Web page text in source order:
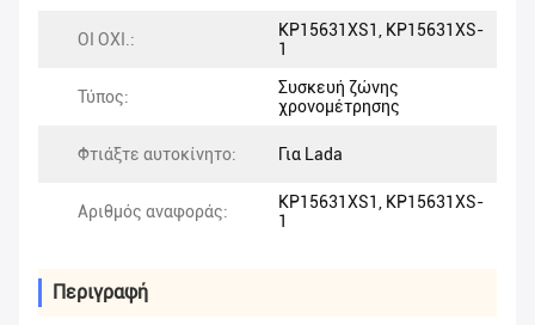
ΟΙ ΟΧΙ.:
KP15631XS1, KP15631XS-
1
Τύπος:
Συσκευή ζώνης
χρονομέτρησης
Φτιάξτε αυτοκίνητο: Για Lada
Αριθμός αναφοράς:
KP15631XS1, KP15631XS-
1
Περιγραφή